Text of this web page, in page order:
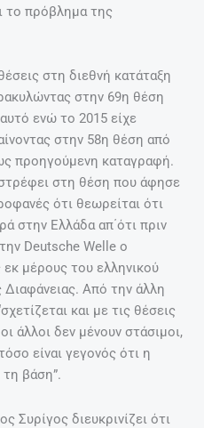
το πρόβλημα της
στη διεθνή κατάταξη
στην 69η θέση
ενώ το 2015 είχε
στην 58η θέση από
προηγούμενη καταγραφή.
στη θέση που άφησε
ότι θεωρείται ότι
στην Ελλάδα απ΄ότι πριν
Deutsche Welle ο
μέρους του ελληνικού
Από την άλλη
και με τις θέσεις
άλλοι δεν μένουν στάσιμοι,
είναι γεγονός ότι η
βάση”.
Συρίγος διευκρινίζει ότι